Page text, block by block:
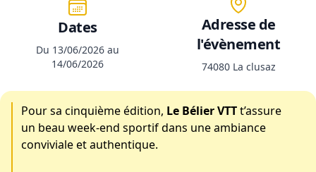
Dates
Du 13/06/2026 au
14/06/2026
Adresse de
l'évènement
74080 La clusaz
Pour sa cinquième édition, Le Bélier VTTt’assure
un beau week-end sportif dans une ambiance
conviviale et authentique.